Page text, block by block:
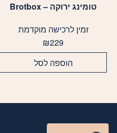
טומינג ירוקה – Brotbox
זמין לרכישה מוקדמת
₪229
הוספה לסל